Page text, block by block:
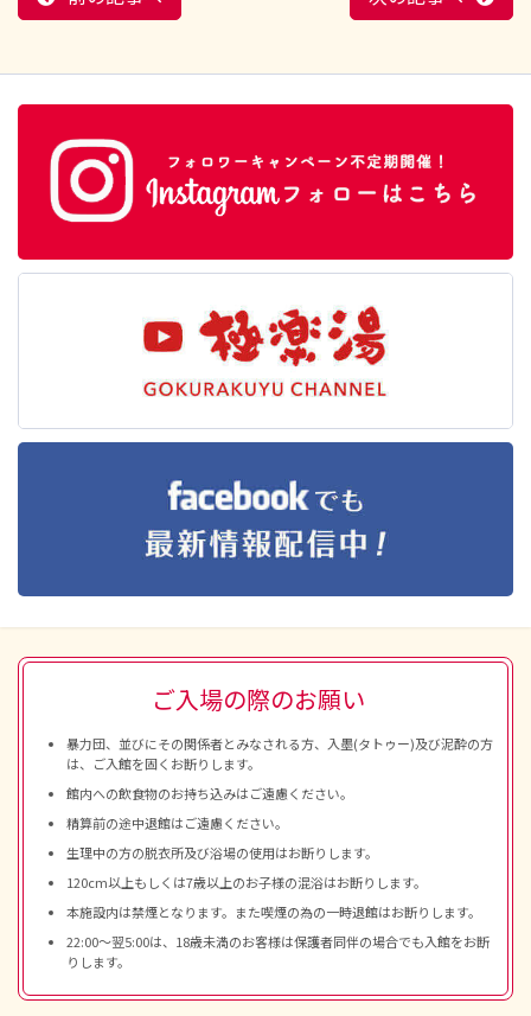
ご入場の際のお願い
暴力団、並びにその関係者とみなされる方、入墨(タトゥー)及び泥酔の方
は、ご入館を固くお断りします。
館内への飲食物のお持ち込みはご遠慮ください。
精算前の途中退館はご遠慮ください。
生理中の方の脱衣所及び浴場の使用はお断りします。
120cm以上もしくは7歳以上のお子様の混浴はお断りします。
本施設内は禁煙となります。また喫煙の為の一時退館はお断りします。
22:00～翌5:00は、18歳未満のお客様は保護者同伴の場合でも入館をお断
りします。